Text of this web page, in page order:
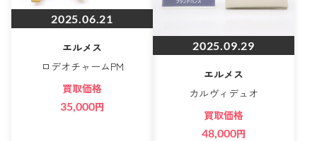
2025.06.21
エルメス
ロデオチャームPM
買取価格
35,000円
2025.09.29
エルメス
カルヴィデュオ
買取価格
48,000円